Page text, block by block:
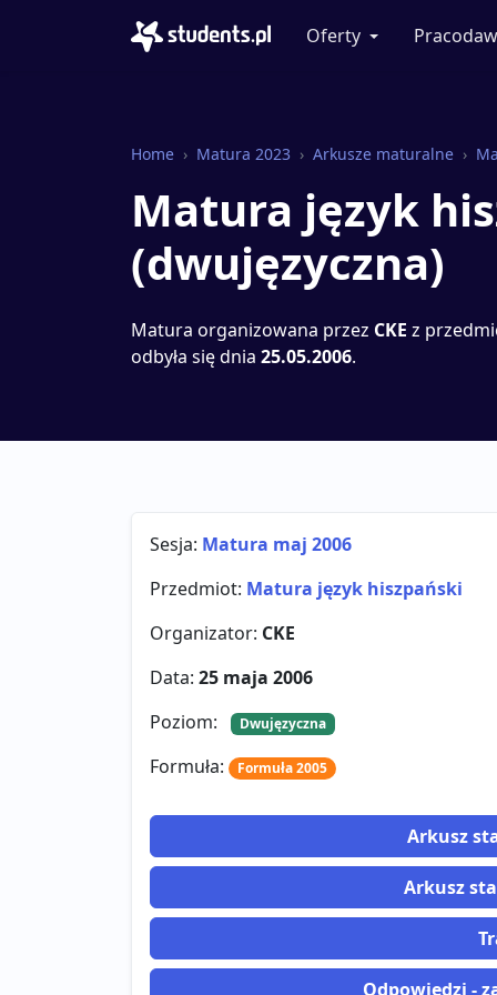
Oferty
Home Matura 2023 Arkusze maturalne
Matura język
(dwujęzyczna)
Matura organizowana przez CKE z
odbyła się dnia 25.05.2006.
Sesja: Matura maj 2006
Przedmiot: Matura język hiszpański
Organizator: CKE
Data: 25 maja 2006
Poziom:
Dwujęzyczna
Formuła: Formuła 2005
Arkusz
Arkusz
Odpowiedzi -